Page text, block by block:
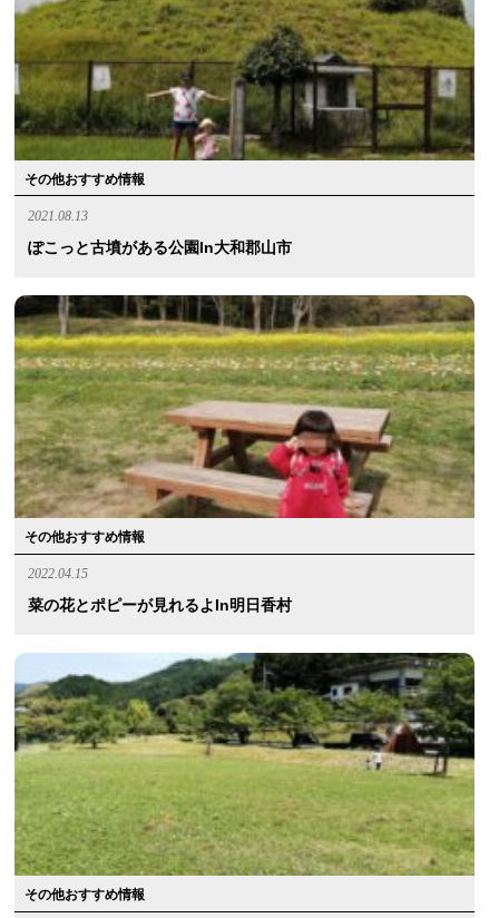
その他おすすめ情報
2021.08.13
ぽこっと古墳がある公園in大和郡山市
その他おすすめ情報
2022.04.15
菜の花とポピーが見れるよin明日香村
その他おすすめ情報